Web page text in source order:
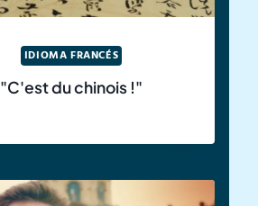
IDIOMA FRANCÉS
"C'est du chinois !"